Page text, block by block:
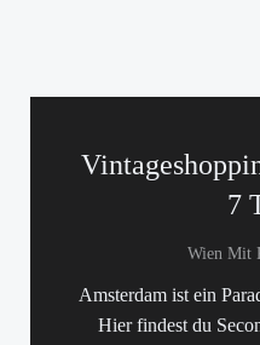
7
Wien Mit
Amsterdam ist ein
Hier findest du